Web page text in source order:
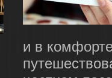
и в